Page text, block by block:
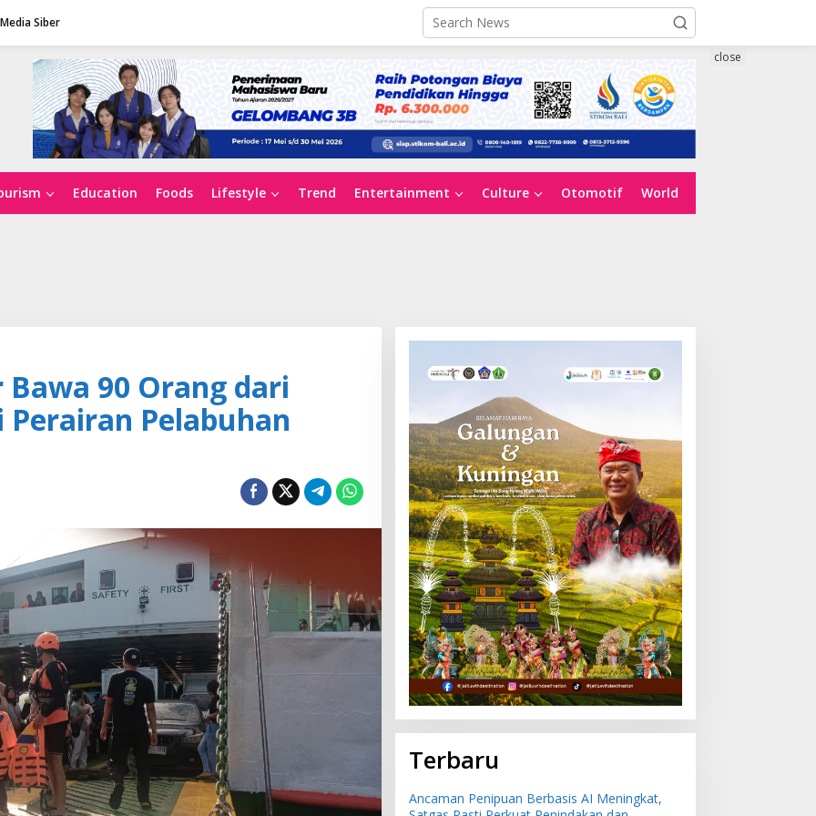
Siber
Education Foods Lifestyle Trend Entertainment Culture Otomotif World
close
90 Orang dari
Perairan Pelabuhan
Terbaru
Ancaman Penipuan Berbasis AI Meningkat,